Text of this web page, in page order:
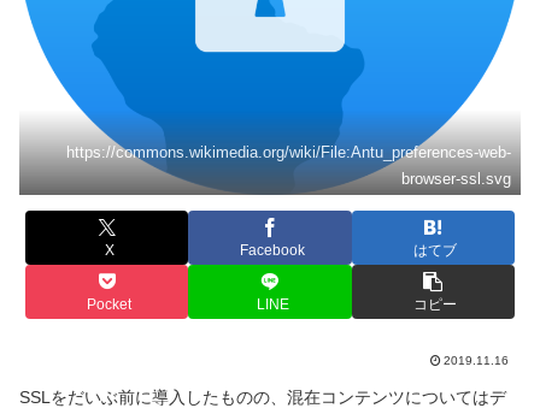
https://commons.wikimedia.org/wiki/File:Antu_preferences-web-
browser-ssl.svg
X Facebook はてブ
Pocket LINE コピー
2019.11.16
SSLをだいぶ前に導入したものの、混在コンテンツについてはデ